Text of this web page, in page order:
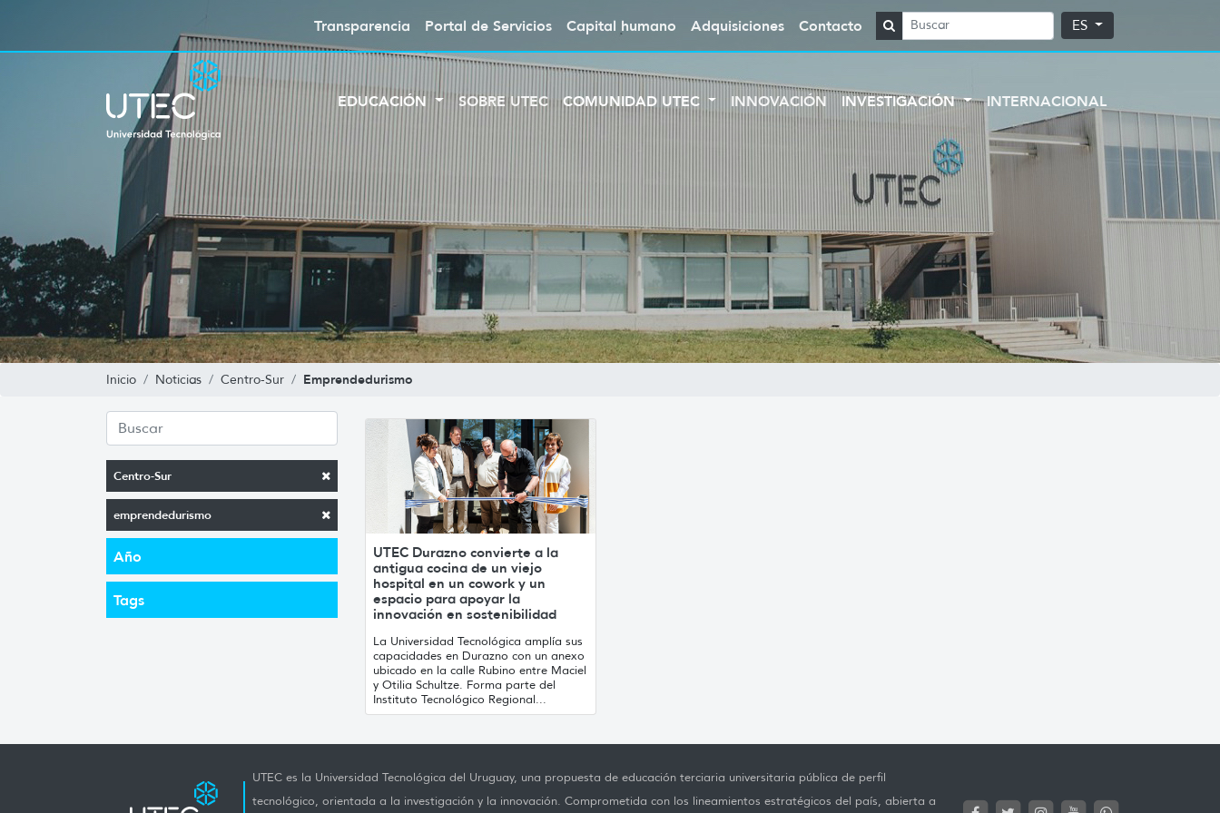
Transparencia Portal de Servicios Capital humano Adquisiciones Contacto ES
EDUCACIÓN SOBRE UTEC COMUNIDAD UTEC INNOVACIÓN INVESTIGACIÓN INTERNACIONAL
Inicio Noticias Centro-Sur Emprendedurismo
Centro-Sur
emprendedurismo
Año
Tags
UTEC Durazno convierte a la
antigua cocina de un viejo
hospital en un cowork y un
espacio para apoyar la
innovación en sostenibilidad
La Universidad Tecnológica amplía sus
capacidades en Durazno con un anexo
ubicado en la calle Rubino entre Maciel
y Otilia Schultze. Forma parte del
Instituto Tecnológico Regional...
UTEC es la Universidad Tecnológica del Uruguay, una propuesta de educación terciaria universitaria pública de perfil
tecnológico, orientada a la investigación y la innovación. Comprometida con los lineamientos estratégicos del país, abierta a